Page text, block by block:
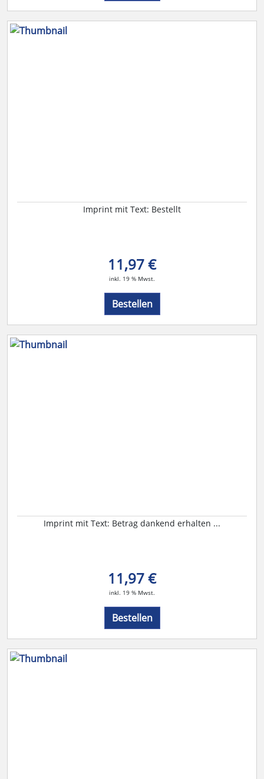
Imprint mit Text: Bestellt
11,97 €
inkl. 19 % Mwst.
Bestellen
Imprint mit Text: Betrag dankend erhalten ...
11,97 €
inkl. 19 % Mwst.
Bestellen